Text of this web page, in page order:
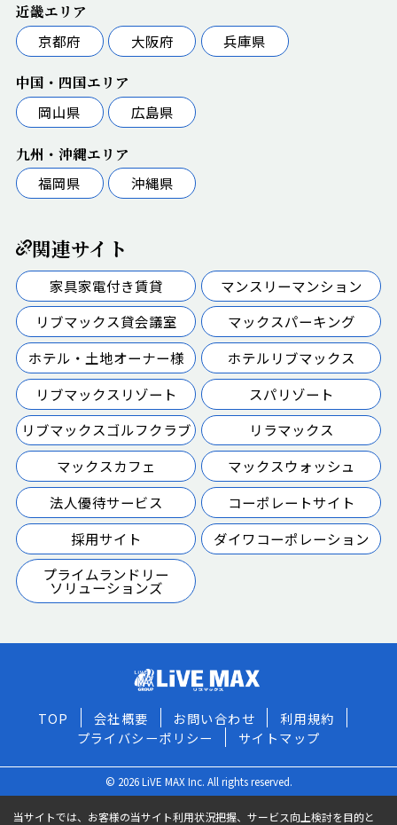
近畿エリア
京都府
大阪府 兵庫県
中国・四国エリア
岡山県
広島県
九州・沖縄エリア
福岡県
沖縄県
関連サイト
家具家電付き賃貸
マンスリーマンション
リブマックス貸会議室
マックスパーキング
ホテル・土地オーナー様
ホテルリブマックス
リブマックスリゾート
スパリゾート
リブマックスゴルフクラブ
リラマックス
マックスカフェ
マックスウォッシュ
法人優待サービス
コーポレートサイト
採用サイト
ダイワコーポレーション
プライムランドリー
ソリューションズ
TOP 会社概要 お問い合わせ
利用規約
プライバシーポリシー
サイトマップ
© 2026 LiVE MAX Inc. All rights reserved.
当サイトでは、お客様の当サイト利用状況把握、サービス向上検討を目的と